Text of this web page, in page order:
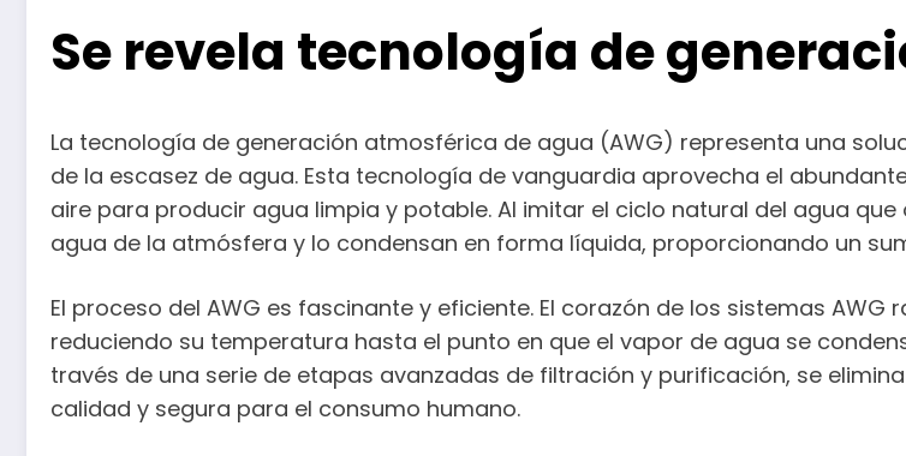
Se revela tecnología de
La tecnología de generación atmosférica de agua (AWG) representa una
de la escasez de agua. Esta tecnología de vanguardia aprovecha el
aire para producir agua limpia y potable. Al imitar el ciclo natural del agua
agua de la atmósfera y lo condensan en forma líquida, proporcionando un
El proceso del AWG es fascinante y eficiente. El corazón de los sistemas
reduciendo su temperatura hasta el punto en que el vapor de agua se
través de una serie de etapas avanzadas de filtración y purificación, se
calidad y segura para el consumo humano.